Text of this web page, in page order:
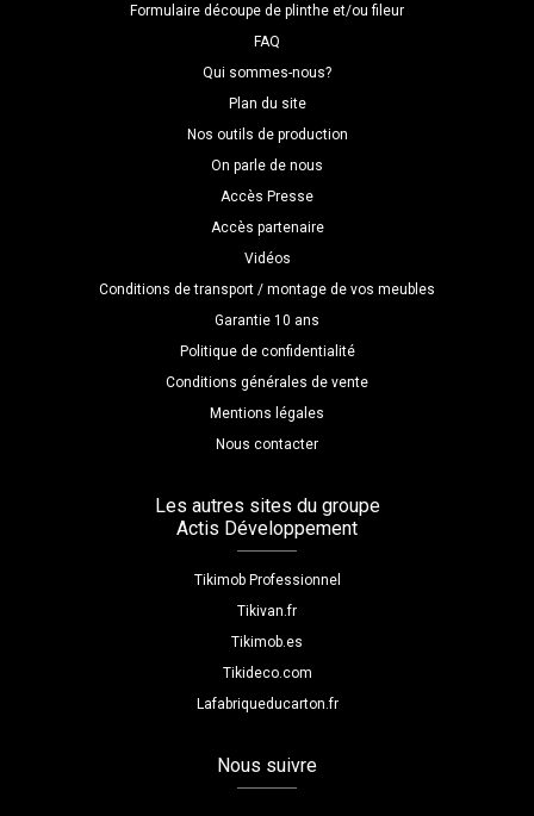
Formulaire découpe de plinthe et/ou fileur
FAQ
Qui sommes-nous?
Plan du site
Nos outils de production
On parle de nous
Accès Presse
Accès partenaire
Vidéos
Conditions de transport / montage de vos meubles
Garantie 10 ans
Politique de confidentialité
Conditions générales de vente
Mentions légales
Nous contacter
Les autres sites du groupe
Actis Développement
Tikimob Professionnel
Tikivan.fr
Tikimob.es
Tikideco.com
Lafabriqueducarton.fr
Nous suivre